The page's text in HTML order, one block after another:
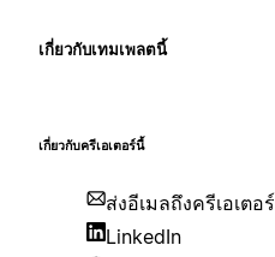
เกี่ยวกับเทมเพลตนี้
เกี่ยวกับครีเอเตอร์นี้
ส่งอีเมลถึงครีเอเตอร์
LinkedIn